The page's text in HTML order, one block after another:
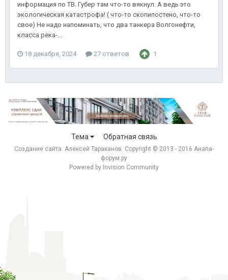
информация по ТВ. Губер там что-то вякнул. А ведь это
экологическая катастрофа! ( что-то скопипостено, что-то
свое) Не надо напоминать, что два танкера Волгонефти,
класса река-...
18 декабря, 2024 27 ответов 1
Тема Обратная связь
Создание сайта: Алексей Тараканов . Copyright © 2013 - 2016 Анапа-
форум.ру
Powered by Invision Community